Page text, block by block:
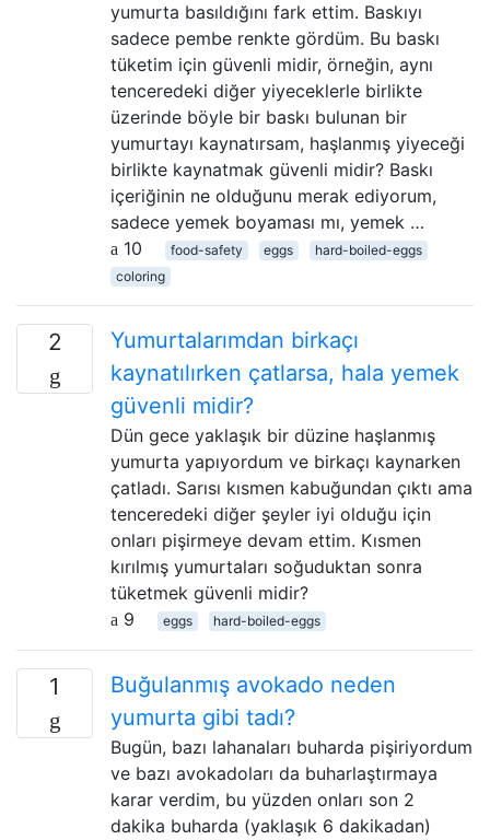
yumurta basıldığını fark ettim. Baskıyı
sadece pembe renkte gördüm. Bu baskı
tüketim için güvenli midir, örneğin, aynı
tenceredeki diğer yiyeceklerle birlikte
üzerinde böyle bir baskı bulunan bir
yumurtayı kaynatırsam, haşlanmış yiyeceği
birlikte kaynatmak güvenli midir? Baskı
içeriğinin ne olduğunu merak ediyorum,
sadece yemek boyaması mı, yemek …
10
food-safety eggs
hard-boiled-eggs
coloring
2
Yumurtalarımdan birkaçı
kaynatılırken çatlarsa, hala yemek
güvenli midir?
Dün gece yaklaşık bir düzine haşlanmış
yumurta yapıyordum ve birkaçı kaynarken
çatladı. Sarısı kısmen kabuğundan çıktı ama
tenceredeki diğer şeyler iyi olduğu için
onları pişirmeye devam ettim. Kısmen
kırılmış yumurtaları soğuduktan sonra
tüketmek güvenli midir?
9
eggs hard-boiled-eggs
1
Buğulanmış avokado neden
yumurta gibi tadı?
Bugün, bazı lahanaları buharda pişiriyordum
ve bazı avokadoları da buharlaştırmaya
karar verdim, bu yüzden onları son 2
dakika buharda (yaklaşık 6 dakikadan)